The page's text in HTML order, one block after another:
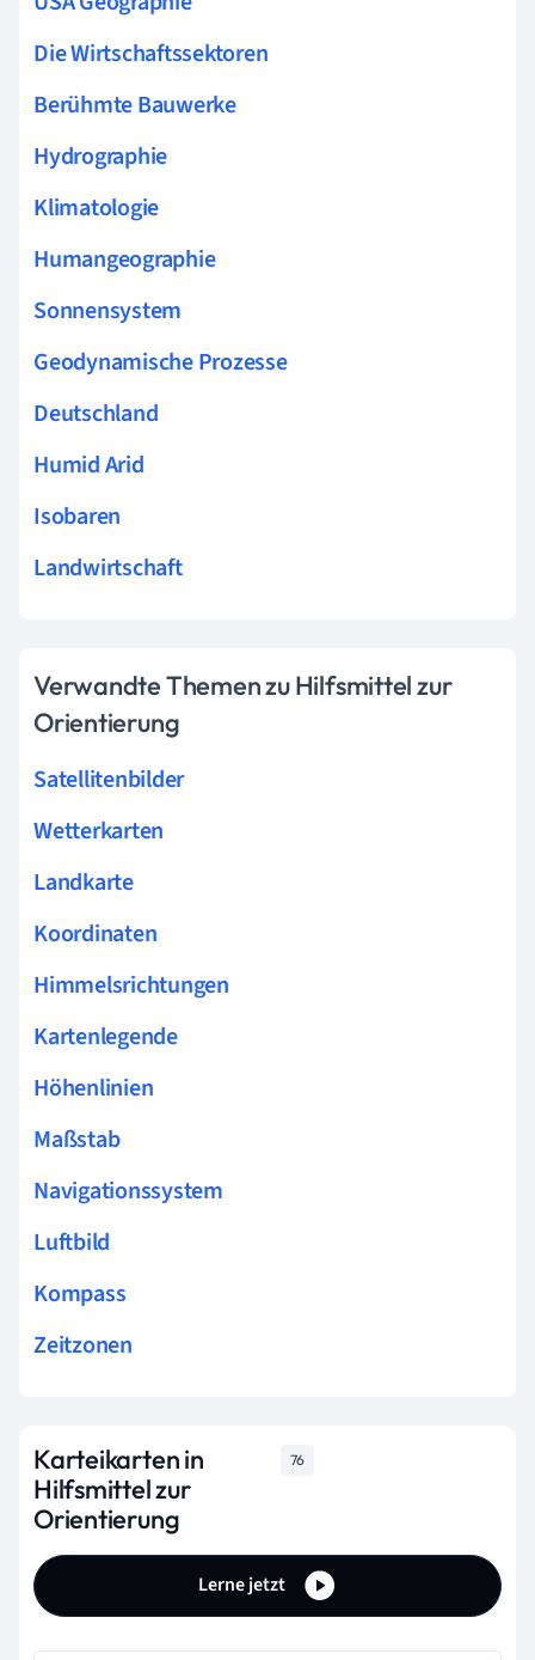
Die Wirtschaftssektoren
Berühmte Bauwerke
Hydrographie
Klimatologie
Humangeographie
Sonnensystem
Geodynamische Prozesse
Deutschland
Humid Arid
Isobaren
Landwirtschaft
Verwandte Themen zu Hilfsmittel zur
Orientierung
Satellitenbilder
Wetterkarten
Landkarte
Koordinaten
Himmelsrichtungen
Kartenlegende
Höhenlinien
Maßstab
Navigationssystem
Luftbild
Kompass
Zeitzonen
Karteikarten in
Hilfsmittel zur
Orientierung
76
Lerne jetzt